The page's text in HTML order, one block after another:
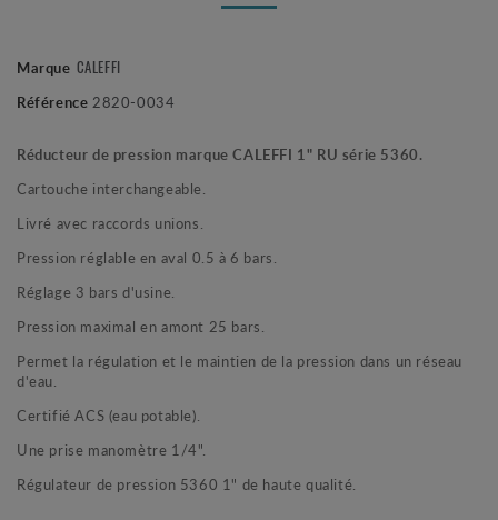
Marque CALEFFI
Référence 2820-0034
Réducteur de pression marque CALEFFI 1" RU série 5360.
Cartouche interchangeable.
Livré avec raccords unions.
Pression réglable en aval 0.5 à 6 bars.
Réglage 3 bars d'usine.
Pression maximal en amont 25 bars.
Permet la régulation et le maintien de la pression dans un réseau
d'eau.
Certifié ACS (eau potable).
Une prise manomètre 1/4".
Régulateur de pression 5360 1" de haute qualité.